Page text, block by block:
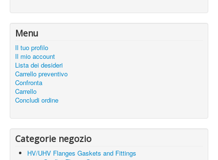
Menu
Il tuo profilo
Il mio account
Lista dei desideri
Carrello preventivo
Confronta
Carrello
Concludi ordine
Categorie negozio
HV/UHV Flanges Gaskets and Fittings